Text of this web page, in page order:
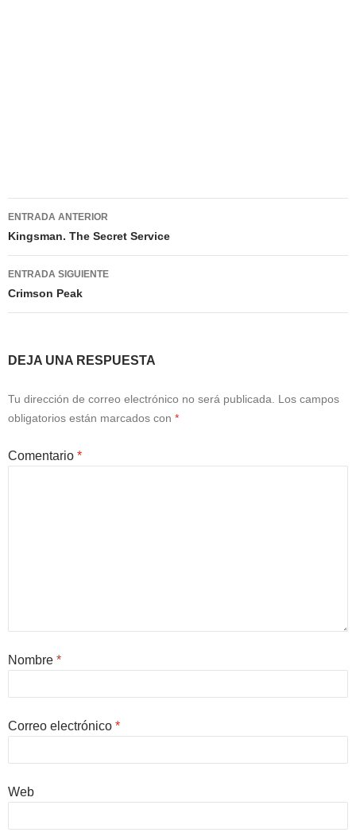
Navegación
de
entradas
ENTRADA ANTERIOR
Kingsman. The Secret Service
ENTRADA SIGUIENTE
Crimson Peak
DEJA UNA RESPUESTA
Tu dirección de correo electrónico no será publicada.
Los campos
obligatorios están marcados con *
Comentario *
Nombre *
Correo electrónico *
Web